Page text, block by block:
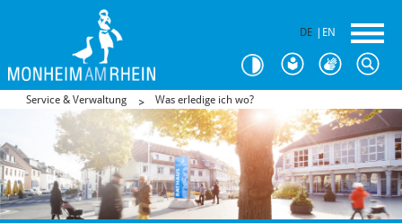
DE EN
Service & Verwaltung Was erledige ich wo?